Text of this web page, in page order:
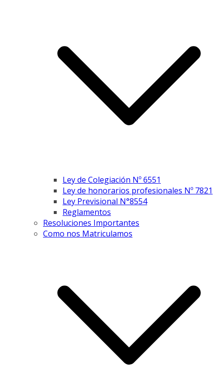
Ley de Colegiación Nº 6551
Ley de honorarios profesionales Nº 7821
Ley Previsional N°8554
Reglamentos
Resoluciones Importantes
Como nos Matriculamos